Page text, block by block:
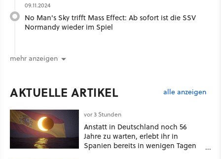
09.11.2024
No Man's Sky trifft Mass Effect: Ab sofort ist die SSV
Normandy wieder im Spiel
mehr anzeigen
AKTUELLE ARTIKEL alle anzeigen
vor 3 Stunden
Anstatt in Deutschland noch 56
Jahre zu warten, erlebt ihr in
Spanien bereits in wenigen Tagen